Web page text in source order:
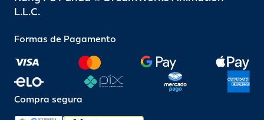
L.L.C.
Formas de Pagamento
Compra segura